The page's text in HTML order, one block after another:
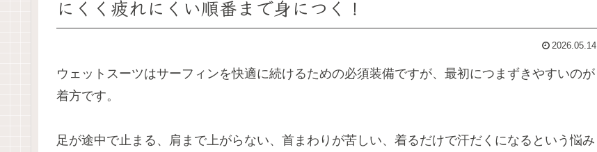
にくく疲れにくい順番まで身につく！
2026.05.14
ウェットスーツはサーフィンを快適に続けるための必須装備ですが、最初につまずきやすいのが
着方です。
足が途中で止まる、肩まで上がらない、首まわりが苦しい、着るだけで汗だくになるという悩み